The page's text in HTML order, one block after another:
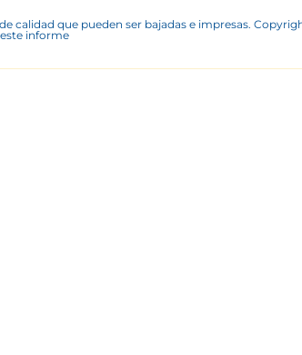
calidad que pueden ser bajadas e impresas.
informe